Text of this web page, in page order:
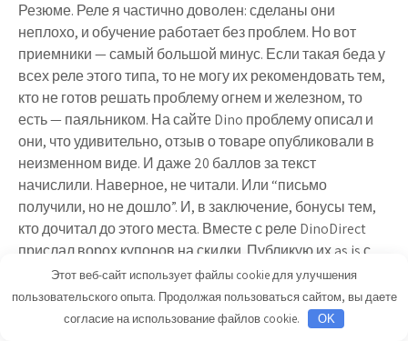
Резюме. Реле я частично доволен: сделаны они
неплохо, и обучение работает без проблем. Но вот
приемники — самый большой минус. Если такая беда у
всех реле этого типа, то не могу их рекомендовать тем,
кто не готов решать проблему огнем и железном, то
есть — паяльником. На сайте Dino проблему описал и
они, что удивительно, отзыв о товаре опубликовали в
неизменном виде. И даже 20 баллов за текст
начислили. Наверное, не читали. Или “письмо
получили, но не дошло”. И, в заключение, бонусы тем,
кто дочитал до этого места. Вместе с реле DinoDirect
прислал ворох купонов на скидки. Публикую их as is с
надеждой, что кому-то это поможет.
Читайте также: Урок 3 — цифровые выходы
Этот веб-сайт использует файлы cookie для улучшения
пользовательского опыта. Продолжая пользоваться сайтом, вы даете
согласие на использование файлов cookie.
OK